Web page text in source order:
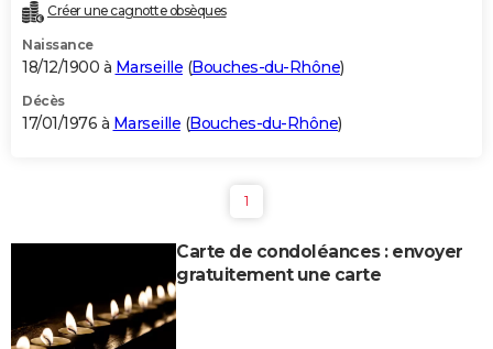
Créer une cagnotte obsèques
Naissance
18/12/1900 à Marseille (Bouches-du-Rhône)
Décès
17/01/1976 à Marseille (Bouches-du-Rhône)
1
Carte de condoléances : envoyer
gratuitement une carte